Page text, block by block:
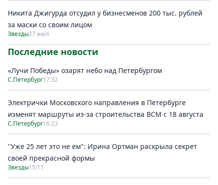
Никита Джигурда отсудил у бизнесменов 200 тыс. рублей
за маски со своим лицом
Звезды27 июл
Последние новости
«Лучи Победы» озарят небо над Петербургом
С.Петербург17:32
Электрички Московского направления в Петербурге
изменят маршруты из-за строительства ВСМ с 18 августа
С.Петербург16:23
"Уже 25 лет это не ем": Ирина Ортман раскрыла секрет
своей прекрасной формы
Звезды15:11